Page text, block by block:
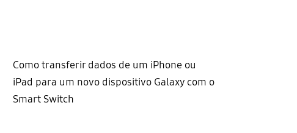
Como transferir dados de um iPhone ou
iPad para um novo dispositivo Galaxy com o
Smart Switch